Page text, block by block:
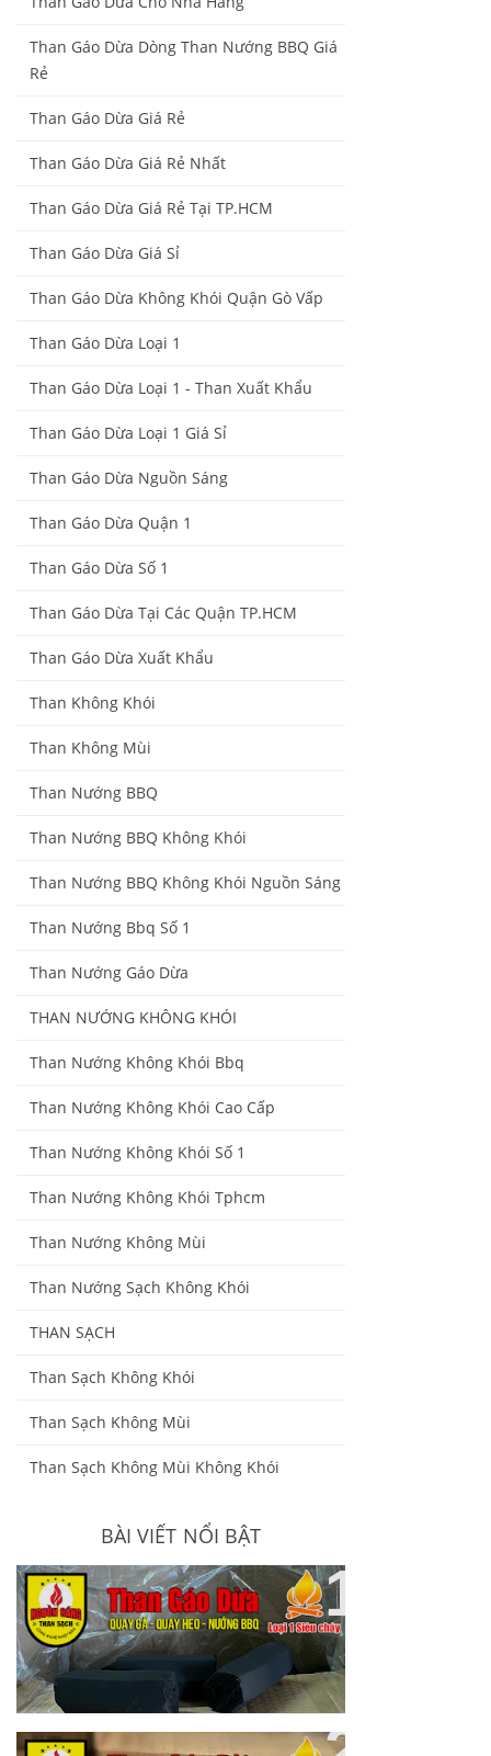
Than Gáo Dừa Dòng Than Nướng BBQ Giá
Rẻ
Than Gáo Dừa Giá Rẻ
Than Gáo Dừa Giá Rẻ Nhất
Than Gáo Dừa Giá Rẻ Tại TP.HCM
Than Gáo Dừa Giá Sỉ
Than Gáo Dừa Không Khói Quận Gò Vấp
Than Gáo Dừa Loại 1
Than Gáo Dừa Loại 1 - Than Xuất Khẩu
Than Gáo Dừa Loại 1 Giá Sỉ
Than Gáo Dừa Nguồn Sáng
Than Gáo Dừa Quận 1
Than Gáo Dừa Số 1
Than Gáo Dừa Tại Các Quận TP.HCM
Than Gáo Dừa Xuất Khẩu
Than Không Khói
Than Không Mùi
Than Nướng BBQ
Than Nướng BBQ Không Khói
Than Nướng BBQ Không Khói Nguồn Sáng
Than Nướng Bbq Số 1
Than Nướng Gáo Dừa
THAN NƯỚNG KHÔNG KHÓI
Than Nướng Không Khói Bbq
Than Nướng Không Khói Cao Cấp
Than Nướng Không Khói Số 1
Than Nướng Không Khói Tphcm
Than Nướng Không Mùi
Than Nướng Sạch Không Khói
THAN SẠCH
Than Sạch Không Khói
Than Sạch Không Mùi
Than Sạch Không Mùi Không Khói
BÀI VIẾT NỔI BẬT
Bảng Giá Than Gáo Dừa Giá Sỉ
8000đ/kg - 16,000đ/kg